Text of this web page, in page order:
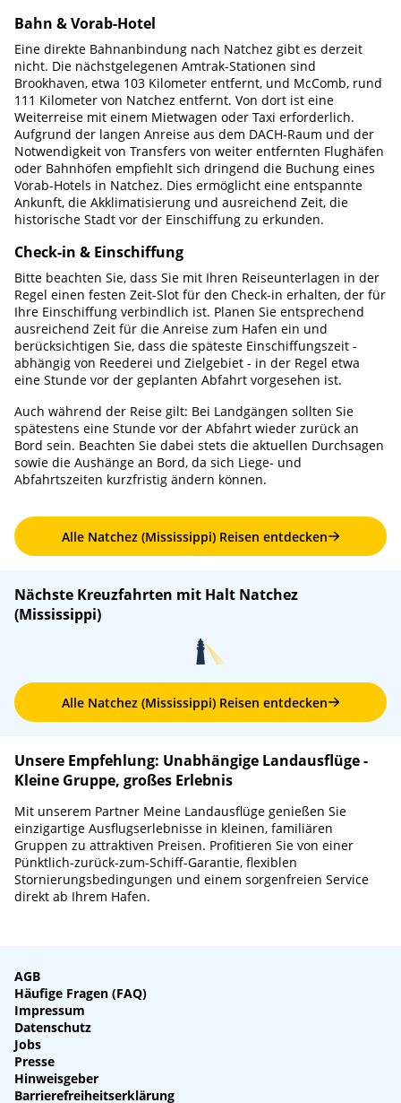
Bahn & Vorab-Hotel
Eine direkte Bahnanbindung nach Natchez gibt es derzeit
nicht. Die nächstgelegenen Amtrak-Stationen sind
Brookhaven, etwa 103 Kilometer entfernt, und McComb, rund
111 Kilometer von Natchez entfernt. Von dort ist eine
Weiterreise mit einem Mietwagen oder Taxi erforderlich.
Aufgrund der langen Anreise aus dem DACH-Raum und der
Notwendigkeit von Transfers von weiter entfernten Flughäfen
oder Bahnhöfen empfiehlt sich dringend die Buchung eines
Vorab-Hotels in Natchez. Dies ermöglicht eine entspannte
Ankunft, die Akklimatisierung und ausreichend Zeit, die
historische Stadt vor der Einschiffung zu erkunden.
Check-in & Einschiffung
Bitte beachten Sie, dass Sie mit Ihren Reiseunterlagen in der
Regel einen festen Zeit-Slot für den Check-in erhalten, der für
Ihre Einschiffung verbindlich ist. Planen Sie entsprechend
ausreichend Zeit für die Anreise zum Hafen ein und
berücksichtigen Sie, dass die späteste Einschiffungszeit -
abhängig von Reederei und Zielgebiet - in der Regel etwa
eine Stunde vor der geplanten Abfahrt vorgesehen ist.
Auch während der Reise gilt: Bei Landgängen sollten Sie
spätestens eine Stunde vor der Abfahrt wieder zurück an
Bord sein. Beachten Sie dabei stets die aktuellen Durchsagen
sowie die Aushänge an Bord, da sich Liege- und
Abfahrtszeiten kurzfristig ändern können.
Alle Natchez (Mississippi) Reisen entdecken
Nächste Kreuzfahrten mit Halt Natchez
(Mississippi)
Alle Natchez (Mississippi) Reisen entdecken
Unsere Empfehlung: Unabhängige Landausflüge -
Kleine Gruppe, großes Erlebnis
Mit unserem Partner Meine Landausflüge genießen Sie
einzigartige Ausflugserlebnisse in kleinen, familiären
Gruppen zu attraktiven Preisen. Profitieren Sie von einer
Pünktlich-zurück-zum-Schiff-Garantie, flexiblen
Stornierungsbedingungen und einem sorgenfreien Service
direkt ab Ihrem Hafen.
AGB
Häufige Fragen (FAQ)
Impressum
Datenschutz
Jobs
Presse
Hinweisgeber
Barrierefreiheitserklärung